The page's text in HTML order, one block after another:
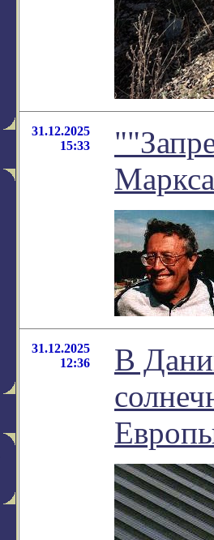
31.12.2025
15:33
31.12.2025
12:36
В